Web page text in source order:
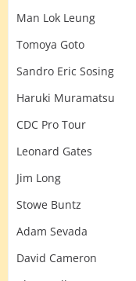
Man Lok Leung
Tomoya Goto
Sandro Eric Sosing
Haruki Muramatsu
CDC Pro Tour
Leonard Gates
Jim Long
Stowe Buntz
Adam Sevada
David Cameron